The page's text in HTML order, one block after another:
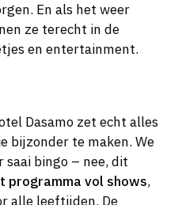
En als het weer
ze terecht in de
en entertainment.
Dasamo zet echt alles
bijzonder te maken. We
saai bingo – nee, dit
programma vol shows,
alle leeftijden. De